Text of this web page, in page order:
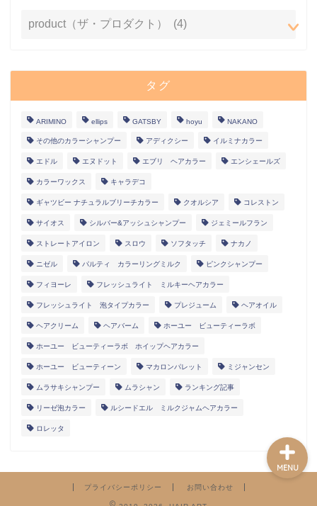
タグ
ARIMINO ellips GATSBY hoyu NAKANO
その他のカラーシャンプー アディクシー イルミナカラー
エドル エヌドット エブリ ヘアカラー エンシェールズ
カラーワックス キャラデコ
ギャツビー ナチュラルブリーチカラー クオルシア コレストン
サイオス シルバー&アッシュシャンプー ジェミールフラン
ストレートアイロン スロウ ソフタッチ ナカノ
ニゼル パルティ カラーリングミルク ピンクシャンプー
フィヨーレ フレッシュライト ミルキーヘアカラー
フレッシュライト 泡タイプカラー プレジューム ヘアオイル
ヘアクリーム ヘアバーム ホーユー ビューティーラボ
ホーユー ビューティーラボ ホイップヘアカラー
ホーユー ビューティーン マカロンパレット ミジャンセン
ムラサキシャンプー ムラシャン ランキング記事
リーゼ泡カラー ルシードエル ミルクジャムヘアカラー
ロレッタ
プライバシーポリシー お問い合わせ
MENU
プロフィール
お問い合わせフォーム